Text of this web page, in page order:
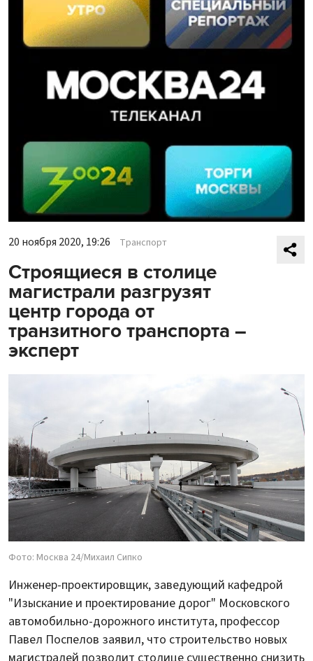
20 ноября 2020, 19:26 Транспорт
Строящиеся в столице
магистрали разгрузят
центр города от
транзитного транспорта –
эксперт
Фото: Москва 24/Михаил Сипко
Инженер-проектировщик, заведующий кафедрой
"Изыскание и проектирование дорог" Московского
автомобильно-дорожного института, профессор
Павел Поспелов заявил, что строительство новых